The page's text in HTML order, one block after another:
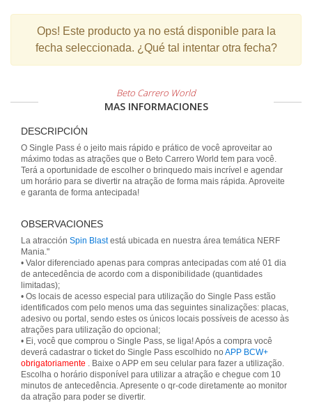
Ops! Este producto ya no está disponible para la
fecha seleccionada. ¿Qué tal intentar otra fecha?
Beto Carrero World
MAS INFORMACIONES
DESCRIPCIÓN
O Single Pass é o jeito mais rápido e prático de você aproveitar ao
máximo todas as atrações que o Beto Carrero World tem para você.
Terá a oportunidade de escolher o brinquedo mais incrível e agendar
um horário para se divertir na atração de forma mais rápida. Aproveite
e garanta de forma antecipada!
OBSERVACIONES
La atracción Spin Blastestá ubicada en nuestra área temática NERF
Mania."
• Valor diferenciado apenas para compras antecipadas com até 01 dia
de antecedência de acordo com a disponibilidade (quantidades
limitadas);
• Os locais de acesso especial para utilização do Single Pass estão
identificados com pelo menos uma das seguintes sinalizações: placas,
adesivo ou portal, sendo estes os únicos locais possíveis de acesso às
atrações para utilização do opcional;
• Ei, você que comprou o Single Pass, se liga! Após a compra você
deverá cadastrar o ticket do Single Pass escolhido no APP BCW+
obrigatoriamente . Baixe o APP em seu celular para fazer a utilização.
Escolha o horário disponível para utilizar a atração e chegue com 10
minutos de antecedência. Apresente o qr-code diretamente ao monitor
da atração para poder se divertir.